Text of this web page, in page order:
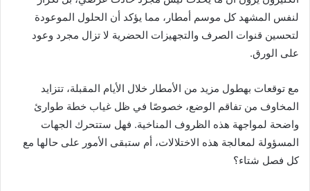
لنفس المشهد كل موسم أمطار، مما يؤكد أن الحلول الموعودة
لتحسين قنوات الصرف والتجهيزات الحضرية لا تزال مجرد وعود
على الورق.
مع توقعات بهطول مزيد من الأمطار خلال الأيام المقبلة، تتزايد
المخاوف من تفاقم الوضع، خصوصًا في ظل غياب خطة طوارئ
واضحة لمواجهة هذه الظروف المناخية. فهل ستتحرك الجهات
المسؤولة لمعالجة هذه الاختلالات، أم ستبقى الأمور على حالها مع
كل فصل شتاء؟